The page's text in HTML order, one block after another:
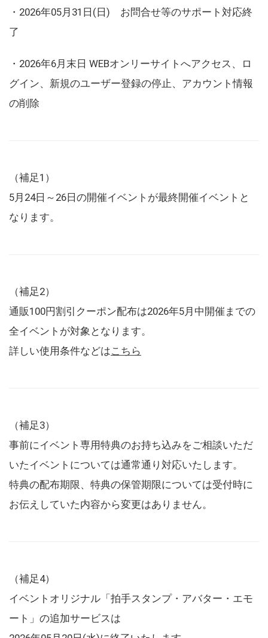
・2026年05月31日(日) お問合せ等のサポート対応終
了
・2026年6月末日 WEBオンリーサイトへアクセス、ロ
グイン、新規のユーザー登録の停止、アカウント情報
の削除
（補足1）
5月24日～26日の開催イベントが最終開催イベントと
なります。
（補足2）
通販100円割引クーポン配布は2026年5月中開催までの
全イベントが対象となります。
詳しい使用条件などはこちら
（補足3）
事前にイベント専用特典のお持ち込みをご相談いただ
いたイベントについては通常通り対応いたします。
特典の配布期限、特典の保管期限については受付時に
お伝えしていた内容から変更はありません。
（補足4）
イベントオリジナル「拍手スタンプ・アバター・エモ
ート」の追加サービスは